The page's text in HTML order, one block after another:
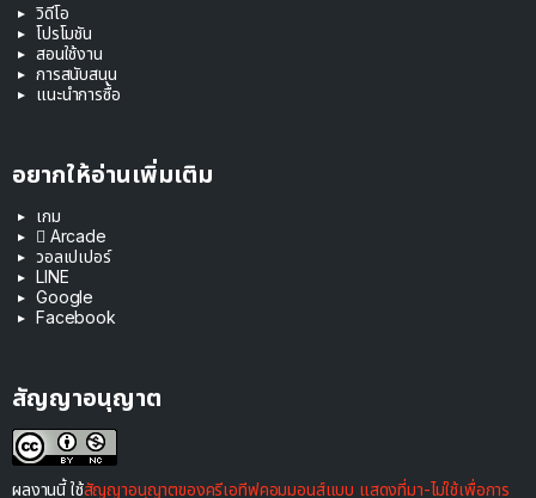
วิดีโอ
โปรโมชัน
สอนใช้งาน
การสนับสนุน
แนะนำการซื้อ
อยากให้อ่านเพิ่มเติม
เกม
 Arcade
วอลเปเปอร์
LINE
Google
Facebook
สัญญาอนุญาต
ผลงานนี้ ใช้สัญญาอนุญาตของครีเอทีฟคอมมอนส์แบบ แสดงที่มา-ไม่ใช้เพื่อการ